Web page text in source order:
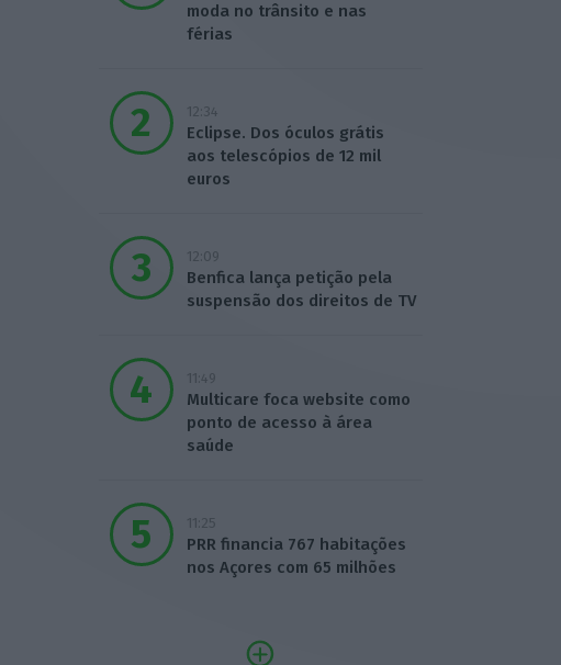
moda no trânsito e nas
férias
12:34
Eclipse. Dos óculos grátis
aos telescópios de 12 mil
euros
12:09
Benfica lança petição pela
suspensão dos direitos de TV
11:49
Multicare foca website como
ponto de acesso à área
saúde
11:25
PRR financia 767 habitações
nos Açores com 65 milhões